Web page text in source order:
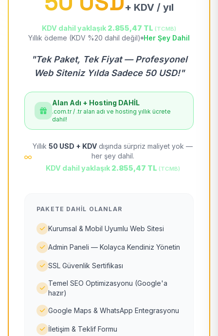
+ KDV / yıl
KDV dahil yaklaşık 2.855,47 TL (TCMB)
Yıllık ödeme (KDV %20 dahil değil) Her Şey Dahil
"Tek Paket, Tek Fiyat — Profesyonel
Web Siteniz Yılda Sadece 50 USD!"
Alan Adı + Hosting DAHİL
.com.tr / .tr alan adı ve hosting yıllık ücrete
dahil!
Yıllık 50 USD + KDV dışında sürpriz maliyet yok —
her şey dahil.
KDV dahil yaklaşık 2.855,47 TL (TCMB)
PAKETE DAHIL OLANLAR
Kurumsal & Mobil Uyumlu Web Sitesi
Admin Paneli — Kolayca Kendiniz Yönetin
SSL Güvenlik Sertifikası
Temel SEO Optimizasyonu (Google'a
hazır)
Google Maps & WhatsApp Entegrasyonu
İletişim & Teklif Formu